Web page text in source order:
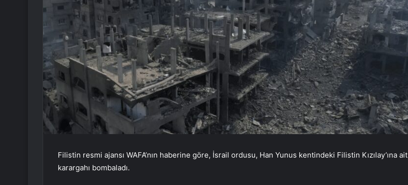
Filistin resmi ajansı WAFA’nın haberine göre, İsrail ordusu, Han Yunus kentindeki Filistin Kızılay’ına ait
karargahı bombaladı.